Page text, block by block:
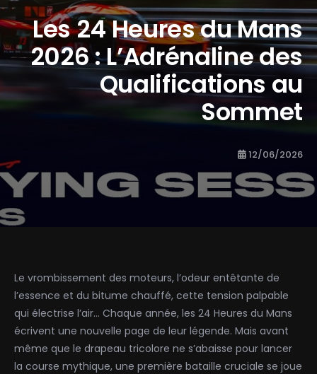
Les 24 Heures du Mans
2026 : L’Adrénaline des
Qualifications au
Sommet
12/06/2026
Le vrombissement des moteurs, l’odeur entêtante de
l’essence et du bitume chauffé, cette tension palpable
qui électrise l’air… Chaque année, les 24 Heures du Mans
écrivent une nouvelle page de leur légende. Mais avant
même que le drapeau tricolore ne s’abaisse pour lancer
la course mythique, une première bataille cruciale se joue